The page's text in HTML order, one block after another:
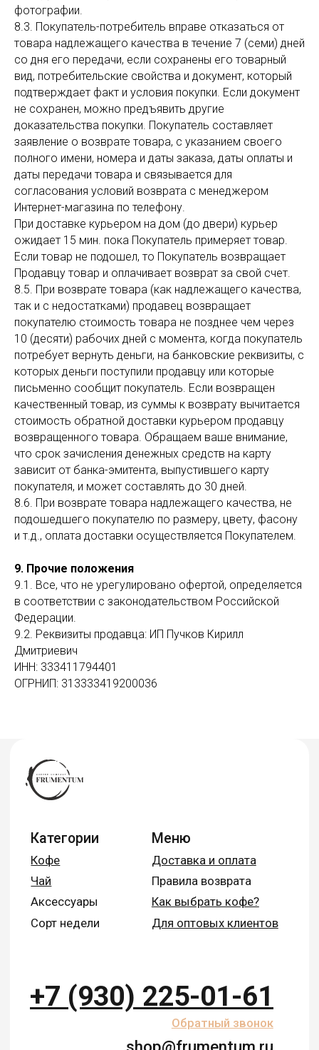
фотографии.
8.3. Покупатель-потребитель вправе отказаться от
товара надлежащего качества в течение 7 (семи) дней
со дня его передачи, если сохранены его товарный
вид, потребительские свойства и документ, который
подтверждает факт и условия покупки. Если документ
не сохранен, можно предъявить другие
доказательства покупки. Покупатель составляет
заявление о возврате товара, с указанием своего
полного имени, номера и даты заказа, даты оплаты и
даты передачи товара и связывается для
согласования условий возврата с менеджером
Интернет-магазина по телефону.
При доставке курьером на дом (до двери) курьер
ожидает 15 мин. пока Покупатель примеряет товар.
Если товар не подошел, то Покупатель возвращает
Продавцу товар и оплачивает возврат за свой счет.
8.5. При возврате товара (как надлежащего качества,
так и с недостатками) продавец возвращает
покупателю стоимость товара не позднее чем через
10 (десяти) рабочих дней с момента, когда покупатель
потребует вернуть деньги, на банковские реквизиты, с
которых деньги поступили продавцу или которые
письменно сообщит покупатель. Если возвращен
качественный товар, из суммы к возврату вычитается
стоимость обратной доставки курьером продавцу
возвращенного товара. Обращаем ваше внимание,
что срок зачисления денежных средств на карту
зависит от банка-эмитента, выпустившего карту
покупателя, и может составлять до 30 дней.
8.6. При возврате товара надлежащего качества, не
подошедшего покупателю по размеру, цвету, фасону
и т.д., оплата доставки осуществляется Покупателем.
9. Прочие положения
9.1. Все, что не урегулировано офертой, определяется
в соответствии с законодательством Российской
Федерации.
9.2. Реквизиты продавца: ИП Пучков Кирилл
Дмитриевич
ИНН: 333411794401
ОГРНИП: 313333419200036